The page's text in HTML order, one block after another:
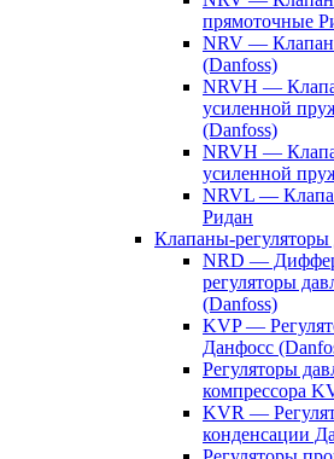
прямоточные
NRV —
(Danfoss)
NRVH —
усиленной
(Danfoss)
NRVH —
усиленной
NRVL —
Ридан
Клапаны-регуляторы
NRD —
регуляторы
(Danfoss)
KVP —
Данфосс
Регуляторы
компрессора
KVR —
конденсации